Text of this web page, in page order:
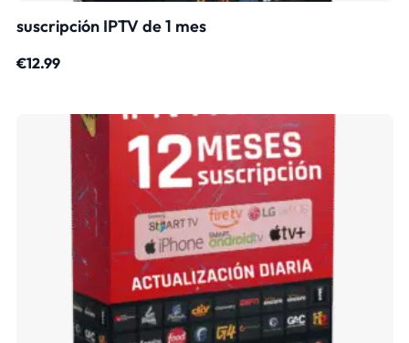
suscripción IPTV de 1 mes
€12.99